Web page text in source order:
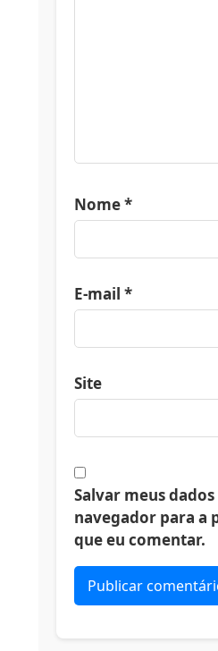
Nome*
E-mail *
Site
Salvar meus
navegador para a
que eu comentar.